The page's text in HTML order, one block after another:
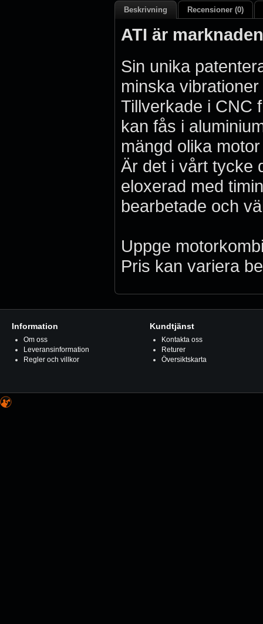
Beskrivning Recensioner (0)
ATI är
Sin unika
minska
Tillverkade i CNC
kan fås i
mängd olika
Är det i vårt tycke
eloxerad med
bearbetade och
Uppge
Pris kan variera
Information
Om oss
Leveransinformation
Regler och villkor
Kundtjänst
Kontakta oss
Returer
Översiktskarta